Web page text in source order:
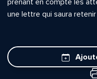
prenant en compte les
une lettre qui saura retenir